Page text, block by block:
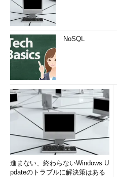
NoSQL
進まない、終わらないWindows U
pdateのトラブルに解決策はある